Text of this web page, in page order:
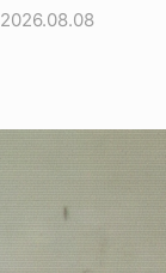
2026.08.08